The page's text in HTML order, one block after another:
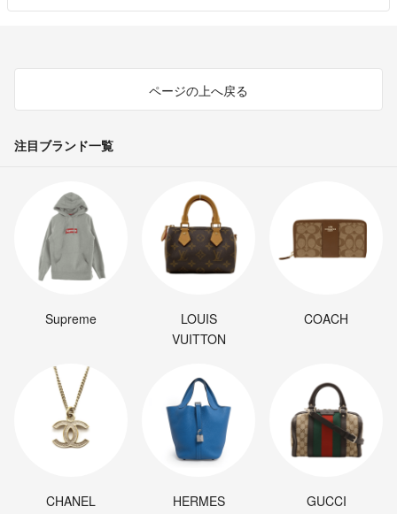
ページの上へ戻る
注目ブランド一覧
Supreme
LOUIS
VUITTON
COACH
CHANEL HERMES GUCCI